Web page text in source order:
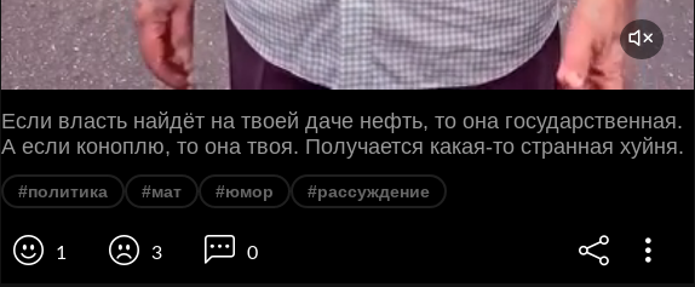
Если власть найдёт на твоей даче нефть, то она государственная.
А если коноплю, то она твоя. Получается какая-то странная хуйня.
#политика #мат #юмор #рассуждение
1 3 0